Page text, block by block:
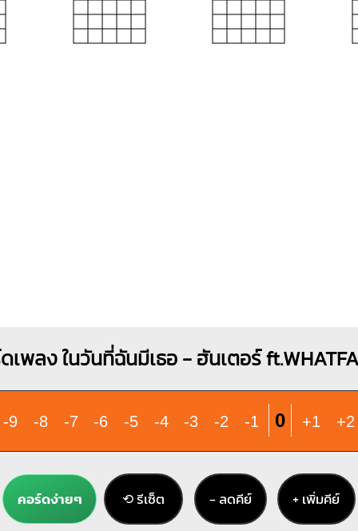
เพลง ในวันที่ฉันมีเธอ - ฮันเตอร์
-9 -8 -7 -6 -5 -4 -3 -2 -1 0 +1 +2
คอร์ดง่ายๆ ⟲ รีเซ็ต − ลดคีย์ + เพิ่มคีย์